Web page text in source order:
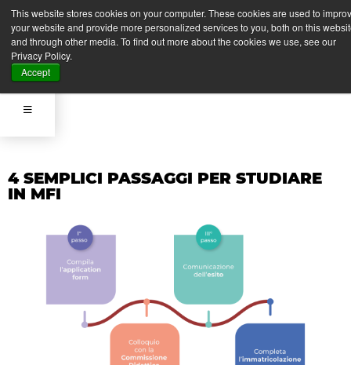
This website stores cookies on your computer. These cookies are used to
your website and provide more personalized services to you, both on this
and through other media. To find out more about the cookies we use, see our
Privacy Policy.
Accept
APPLY NOW
4 SEMPLICI PASSAGGI PER STUDIARE
IN MFI